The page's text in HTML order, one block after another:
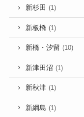
新杉田 (1)
新板橋 (1)
新橋・汐留 (10)
新津田沼 (1)
新秋津 (1)
新綱島 (1)